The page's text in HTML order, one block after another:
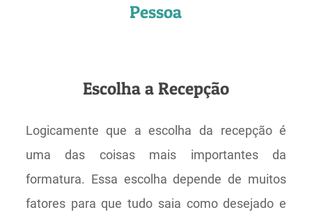
Pessoa
Escolha a Recepção
Logicamente que a escolha da recepção é
uma das coisas mais importantes da
formatura. Essa escolha depende de muitos
fatores para que tudo saia como desejado e